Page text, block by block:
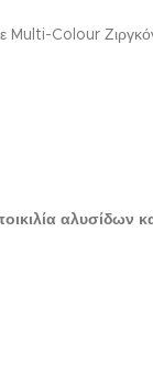
Multi-Colour